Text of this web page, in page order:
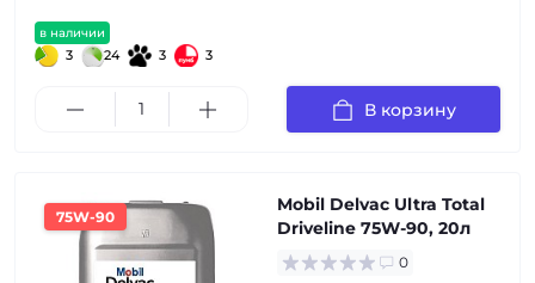
в наличии
3 24 3 3
В корзину
75W-90
Mobil Delvac Ultra Total
Driveline 75W-90, 20л
0